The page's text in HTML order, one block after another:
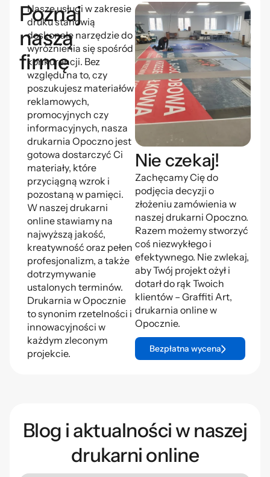
Poznaj
naszą
firmę
Nasze usługi w zakresie
druku stanowią
doskonałe narzędzie do
wyróżnienia się spośród
konkurencji. Bez
względu na to, czy
poszukujesz materiałów
reklamowych,
promocyjnych czy
informacyjnych, nasza
drukarnia Opoczno jest
gotowa dostarczyć Ci
materiały, które
przyciągną wzrok i
pozostaną w pamięci.
W naszej drukarni
online stawiamy na
najwyższą jakość,
kreatywność oraz pełen
profesjonalizm, a także
dotrzymywanie
ustalonych terminów.
Drukarnia w Opocznie
to synonim rzetelności i
innowacyjności w
każdym zleconym
projekcie.
Nie czekaj!
Zachęcamy Cię do
podjęcia decyzji o
złożeniu zamówienia w
naszej drukarni Opoczno.
Razem możemy stworzyć
coś niezwykłego i
efektywnego. Nie zwlekaj,
aby Twój projekt ożył i
dotarł do rąk Twoich
klientów – Graffiti Art,
drukarnia online w
Opocznie.
Bezpłatna wycena
Blog i aktualności w naszej
drukarni online